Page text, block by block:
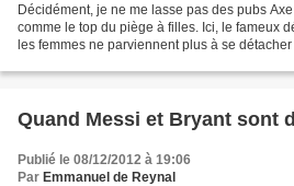
Décidément, je ne me lasse pas des pubs
comme le top du piège à filles. Ici, le fameux
les femmes ne parviennent plus à se
Quand Messi et Bryant sont
Publié le 08/12/2012 à 19:06
Par Emmanuel de Reynal